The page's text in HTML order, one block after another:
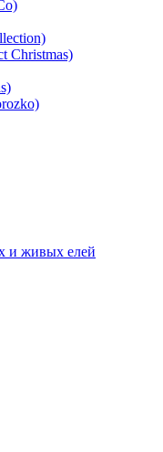
Christmas)
и живых елей